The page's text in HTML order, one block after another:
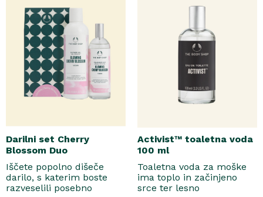
Darilni set Cherry
Blossom Duo
Iščete popolno dišeče
darilo, s katerim boste
razveselili posebno
Activist™ toaletna voda
100 ml
Toaletna voda za moške
ima toplo in začinjeno
srce ter lesno